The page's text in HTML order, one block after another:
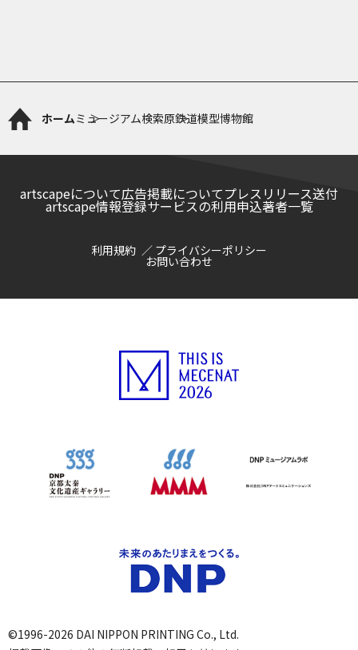
ホームミュージアム検索原鉄道模型博物館
artscapeについて広告掲載についてプレスリリース送付
artscape情報登録サービスの利用申込著者一覧
利用規約 プライバシーポリシー
お問い合わせ
©1996-2026 DAI NIPPON PRINTING Co., Ltd.